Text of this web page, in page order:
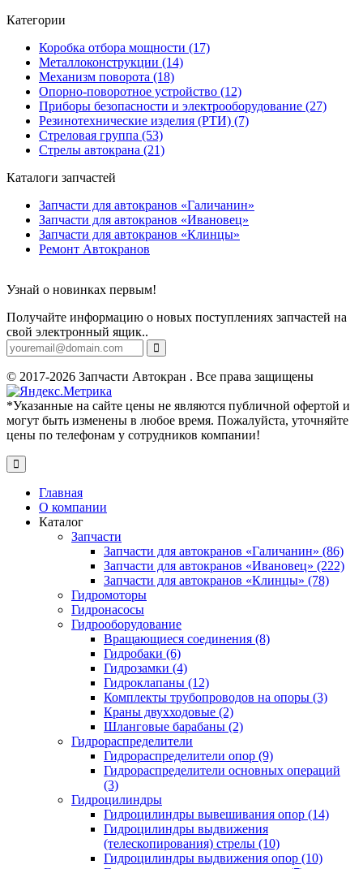
Категории
Коробка отбора мощности (17)
Металлоконструкции (14)
Механизм поворота (18)
Опорно-поворотное устройство (12)
Приборы безопасности и электрооборудование (27)
Резинотехнические изделия (РТИ) (7)
Стреловая группа (53)
Стрелы автокрана (21)
Каталоги запчастей
Запчасти для автокранов «Галичанин»
Запчасти для автокранов «Ивановец»
Запчасти для автокранов «Клинцы»
Ремонт Автокранов
Узнай о новинках первым!
Получайте информацию о новых поступлениях запчастей на
свой электронный ящик..
© 2017-2026 Запчасти Автокран . Все права защищены
*Указанные на сайте цены не являются публичной офертой и
могут быть изменены в любое время. Пожалуйста, уточняйте
цены по телефонам у сотрудников компании!
Главная
О компании
Каталог
Запчасти
Запчасти для автокранов «Галичанин» (86)
Запчасти для автокранов «Ивановец» (222)
Запчасти для автокранов «Клинцы» (78)
Гидромоторы
Гидронасосы
Гидрооборудование
Вращающиеся соединения (8)
Гидробаки (6)
Гидрозамки (4)
Гидроклапаны (12)
Комплекты трубопроводов на опоры (3)
Краны двухходовые (2)
Шланговые барабаны (2)
Гидрораспределители
Гидрораспределители опор (9)
Гидрораспределители основных операций
(3)
Гидроцилиндры
Гидроцилиндры вывешивания опор (14)
Гидроцилиндры выдвижения
(телескопирования) стрелы (10)
Гидроцилиндры выдвижения опор (10)